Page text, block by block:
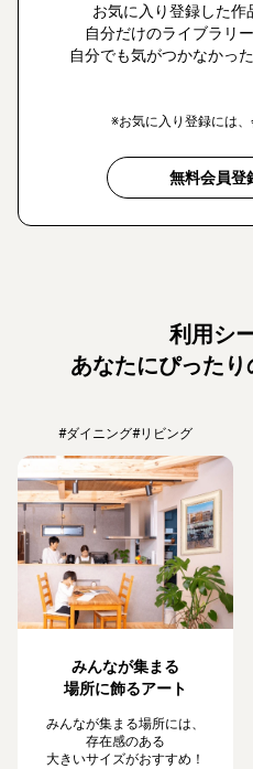
お気に入り登録した作
自分だけのライブラリ
自分でも気がつかなかっ
※お気に入り登録には、
無料会員登
利用シ
あなたにぴった
#ダイニング#リビング
みんなが集まる
場所に飾るアート
みんなが集まる場所には、
存在感のある
大きいサイズがおすすめ！